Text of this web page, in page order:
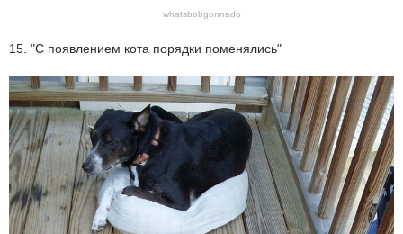
whatsbobgonnado
15. "С появлением кота порядки поменялись"